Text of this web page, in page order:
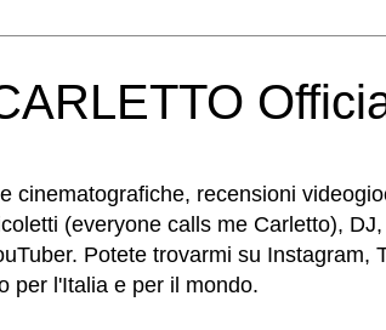
cinematografiche, recensioni
(everyone calls me Carletto),
Potete trovarmi su Instagram,
per l'Italia e per il mondo.